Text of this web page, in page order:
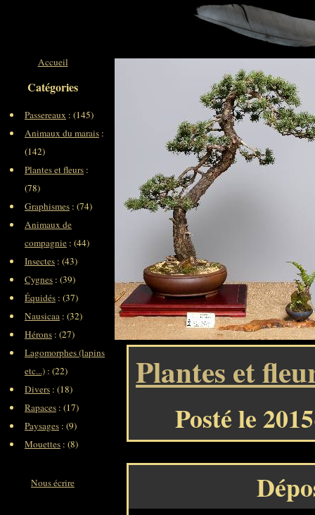
Plantes et
Posté le
Accueil
Catégories
Passereaux : (145)
Animaux du marais :
(142)
Plantes et fleurs :
(78)
Graphismes : (74)
Animaux de
compagnie : (44)
Insectes : (43)
Cygnes : (39)
Équidés : (37)
Nausicaa : (32)
Hérons : (27)
Lagomorphes (lapins
etc...) : (22)
Divers : (18)
Rapaces : (17)
Paysages : (9)
Mouettes : (8)
Nous écrire